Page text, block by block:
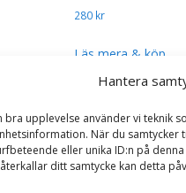
Hantera
bra upplevelse använder vi teknik
När du samtycker
eller unika ID:n på
ditt samtycke kan detta
280 kr
Läs mera & köp